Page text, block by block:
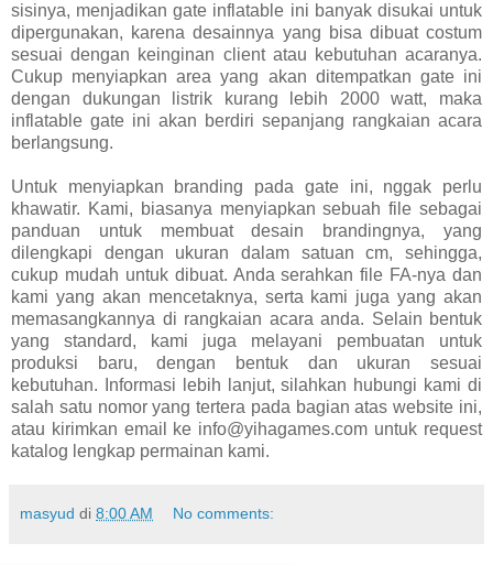
sisinya, menjadikan gate inflatable ini banyak disukai untuk
dipergunakan, karena desainnya yang bisa dibuat costum
sesuai dengan keinginan client atau kebutuhan acaranya.
Cukup menyiapkan area yang akan ditempatkan gate ini
dengan dukungan listrik kurang lebih 2000 watt, maka
inflatable gate ini akan berdiri sepanjang rangkaian acara
berlangsung.
Untuk menyiapkan branding pada gate ini, nggak perlu
khawatir. Kami, biasanya menyiapkan sebuah file sebagai
panduan untuk membuat desain brandingnya, yang
dilengkapi dengan ukuran dalam satuan cm, sehingga,
cukup mudah untuk dibuat. Anda serahkan file FA-nya dan
kami yang akan mencetaknya, serta kami juga yang akan
memasangkannya di rangkaian acara anda. Selain bentuk
yang standard, kami juga melayani pembuatan untuk
produksi baru, dengan bentuk dan ukuran sesuai
kebutuhan. Informasi lebih lanjut, silahkan hubungi kami di
salah satu nomor yang tertera pada bagian atas website ini,
atau kirimkan email ke info@yihagames.com untuk request
katalog lengkap permainan kami.
masyud di 8:00 AM No comments: